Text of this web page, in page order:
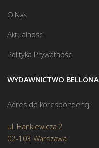
O Nas
Aktualności
Polityka Prywatności
WYDAWNICTWO BELLONA
Adres do korespondencji
ul. Hankiewicza 2
02-103 Warszawa